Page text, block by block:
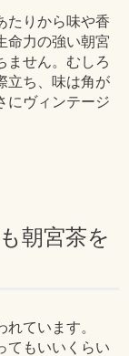
たりから味や香
命力の強い朝宮
ません。むしろ
立ち、味は角が
にヴィンテージ
朝宮茶を
ています。
てもいいくらい